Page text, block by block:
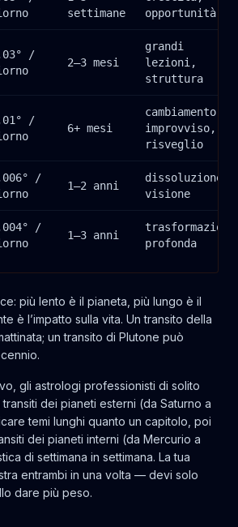
settimane
opportunità
/
2–3 mesi
grandi
lezioni,
struttura
/
6+ mesi
cambiamento
improvviso,
risveglio
/
1–2 anni
dissoluzione,
visione
/
1–3 anni
trasformazione
profonda
più lento è il pianeta, più lungo è il
è l’impatto sulla vita. Un transito della
un transito di Plutone può
gli astrologi professionisti di solito
dei pianeti esterni (da Saturno a
temi lunghi quanto un capitolo, poi
dei pianeti interni (da Mercurio a
di settimana in settimana. La tua
entrambi in una volta — devi solo
dare più peso.